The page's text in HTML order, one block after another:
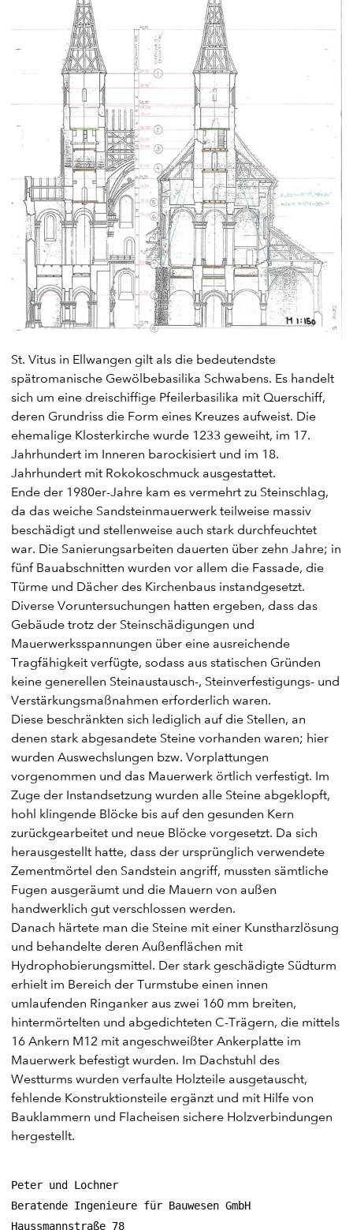
St. Vitus in Ellwangen gilt als die bedeutendste
spätromanische Gewölbebasilika Schwabens. Es handelt
sich um eine dreischiffige Pfeilerbasilika mit Querschiff,
deren Grundriss die Form eines Kreuzes aufweist. Die
ehemalige Klosterkirche wurde 1233 geweiht, im 17.
Jahrhundert im Inneren barockisiert und im 18.
Jahrhundert mit Rokokoschmuck ausgestattet.
Ende der 1980er-Jahre kam es vermehrt zu Steinschlag,
da das weiche Sandsteinmauerwerk teilweise massiv
beschädigt und stellenweise auch stark durchfeuchtet
war. Die Sanierungsarbeiten dauerten über zehn Jahre; in
fünf Bauabschnitten wurden vor allem die Fassade, die
Türme und Dächer des Kirchenbaus instandgesetzt.
Diverse Voruntersuchungen hatten ergeben, dass das
Gebäude trotz der Steinschädigungen und
Mauerwerksspannungen über eine ausreichende
Tragfähigkeit verfügte, sodass aus statischen Gründen
keine generellen Steinaustausch-, Steinverfestigungs- und
Verstärkungsmaßnahmen erforderlich waren.
Diese beschränkten sich lediglich auf die Stellen, an
denen stark abgesandete Steine vorhanden waren; hier
wurden Auswechslungen bzw. Vorplattungen
vorgenommen und das Mauerwerk örtlich verfestigt. Im
Zuge der Instandsetzung wurden alle Steine abgeklopft,
hohl klingende Blöcke bis auf den gesunden Kern
zurückgearbeitet und neue Blöcke vorgesetzt. Da sich
herausgestellt hatte, dass der ursprünglich verwendete
Zementmörtel den Sandstein angriff, mussten sämtliche
Fugen ausgeräumt und die Mauern von außen
handwerklich gut verschlossen werden.
Danach härtete man die Steine mit einer Kunstharzlösung
und behandelte deren Außenflächen mit
Hydrophobierungsmittel. Der stark geschädigte Südturm
erhielt im Bereich der Turmstube einen innen
umlaufenden Ringanker aus zwei 160 mm breiten,
hintermörtelten und abgedichteten C-Trägern, die mittels
16 Ankern M12 mit angeschweißter Ankerplatte im
Mauerwerk befestigt wurden. Im Dachstuhl des
Westturms wurden verfaulte Holzteile ausgetauscht,
fehlende Konstruktionsteile ergänzt und mit Hilfe von
Bauklammern und Flacheisen sichere Holzverbindungen
hergestellt.
Peter und Lochner
Beratende Ingenieure für Bauwesen GmbH
Haussmannstraße 78